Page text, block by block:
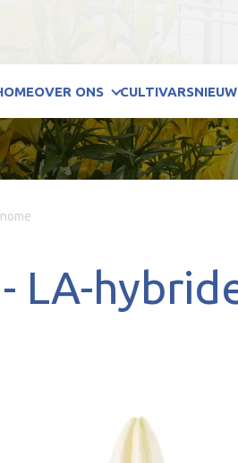
OVER ONS CULTIVARS
LA-